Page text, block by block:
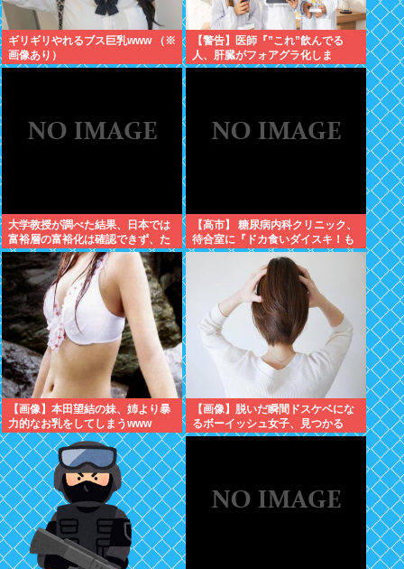
ギリギリやれるブス巨乳www （※
画像あり）
【警告】医師『”これ”飲んでる
人、肝臓がフォアグラ化しま
す･････。』⇒！
大学教授が調べた結果、日本では
富裕層の富裕化は確認できず、た
だみんなで貧困化しているだけだ
った
【高市】 糖尿病内科クリニック、
待合室に『ドカ食いダイスキ！も
ちづきさん』を置いてしまい炎上
【画像】本田望結の妹、姉より暴
力的なお乳をしてしまうwww
【画像】脱いだ瞬間ドスケベにな
るボーイッシュ女子、見つかる
www